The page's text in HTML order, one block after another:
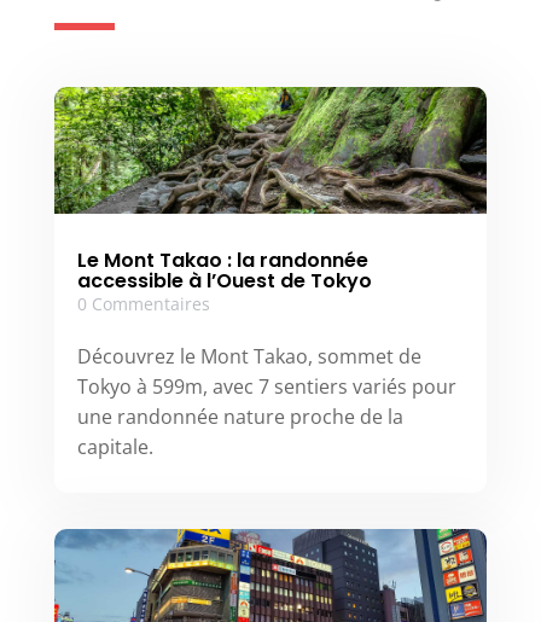
Le Mont Takao : la randonnée
accessible à l’Ouest de Tokyo
0 Commentaires
Découvrez le Mont Takao, sommet de
Tokyo à 599m, avec 7 sentiers variés pour
une randonnée nature proche de la
capitale.